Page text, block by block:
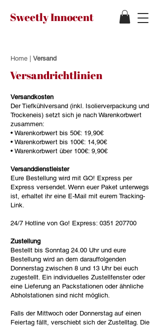
Sweetly Innocent
Home Versand
Versandrichtlinien
Versandkosten
Der Tiefkühlversand (inkl. Isolierverpackung und
Trockeneis) setzt sich je nach Warenkorbwert
zusammen:
• Warenkorbwert bis 50€: 19,90€
• Warenkorbwert bis 100€: 14,90€
• Warenkorbwert über 100€: 9,90€
Versanddienstleister​
Eure Bestellung wird mit GO! Express per
Express versendet. Wenn euer Paket unterwegs
ist, erhaltet ihr eine E-Mail mit eurem Tracking-
Link.
24/7 Hotline von Go! Express: 0351 207700
Zustellung
Bestellt bis Sonntag 24.00 Uhr und eure
Bestellung wird an dem darauffolgenden
Donnerstag zwischen 8 und 13 Uhr bei euch
zugestellt. Ein individuelles Zustellfenster oder
eine Lieferung an Packstationen oder ähnliche
Abholstationen sind nicht möglich.
Falls der Mittwoch oder Donnerstag auf einen
Feiertag fällt, verschiebt sich der Zustelltag. Die